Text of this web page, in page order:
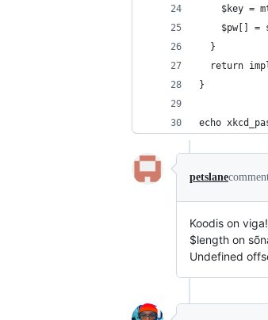
$key =
$pw[] =
  }
return
}
echo
petslane
Koodis on viga!
$length on
Undefined